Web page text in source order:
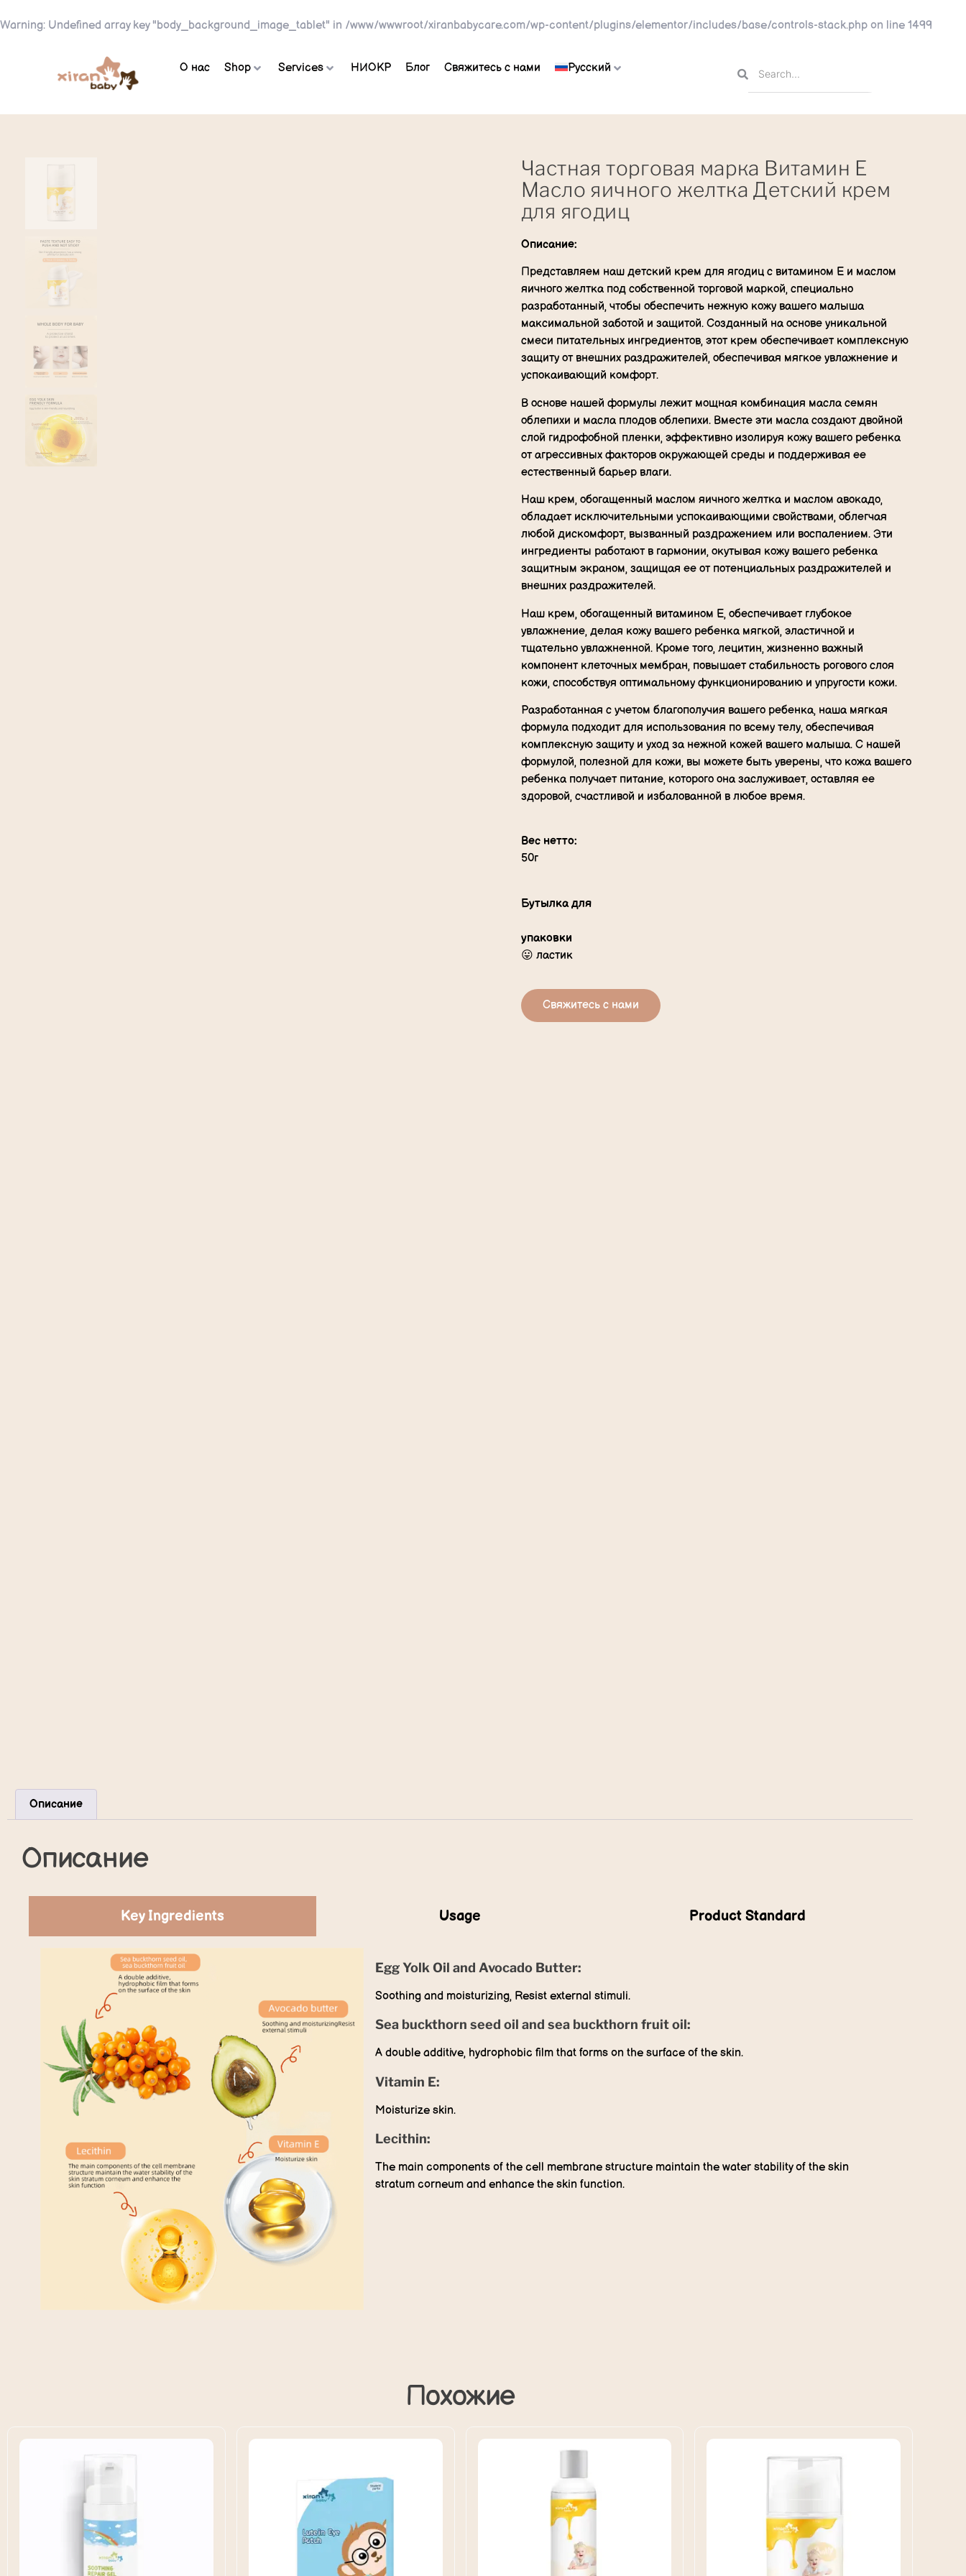
Warning: Undefined array key "body_background_image_tablet" in /www/wwwroot/xiranbabycare.com/wp-content/plugins/elementor/includes/base/controls-stack.php on line 1499
О нас Shop Services НИОКР Блог Свяжитесь с нами Русский
Частная торговая марка Витамин Е
Масло яичного желтка Детский крем
для ягодиц
Описание:
Представляем наш детский крем для ягодиц с витамином Е и маслом
яичного желтка под собственной торговой маркой, специально
разработанный, чтобы обеспечить нежную кожу вашего малыша
максимальной заботой и защитой. Созданный на основе уникальной
смеси питательных ингредиентов, этот крем обеспечивает комплексную
защиту от внешних раздражителей, обеспечивая мягкое увлажнение и
успокаивающий комфорт.
В основе нашей формулы лежит мощная комбинация масла семян
облепихи и масла плодов облепихи. Вместе эти масла создают двойной
слой гидрофобной пленки, эффективно изолируя кожу вашего ребенка
от агрессивных факторов окружающей среды и поддерживая ее
естественный барьер влаги.
Наш крем, обогащенный маслом яичного желтка и маслом авокадо,
обладает исключительными успокаивающими свойствами, облегчая
любой дискомфорт, вызванный раздражением или воспалением. Эти
ингредиенты работают в гармонии, окутывая кожу вашего ребенка
защитным экраном, защищая ее от потенциальных раздражителей и
внешних раздражителей.
Наш крем, обогащенный витамином Е, обеспечивает глубокое
увлажнение, делая кожу вашего ребенка мягкой, эластичной и
тщательно увлажненной. Кроме того, лецитин, жизненно важный
компонент клеточных мембран, повышает стабильность рогового слоя
кожи, способствуя оптимальному функционированию и упругости кожи.
Разработанная с учетом благополучия вашего ребенка, наша мягкая
формула подходит для использования по всему телу, обеспечивая
комплексную защиту и уход за нежной кожей вашего малыша. С нашей
формулой, полезной для кожи, вы можете быть уверены, что кожа вашего
ребенка получает питание, которого она заслуживает, оставляя ее
здоровой, счастливой и избалованной в любое время.
Вес нетто:
50г
Бутылка для
упаковки
😛 ластик
Свяжитесь с нами
Описание
Описание
Key Ingredients Usage Product Standard
Egg Yolk Oil and Avocado Butter:
Soothing and moisturizing, Resist external stimuli.
Sea buckthorn seed oil and sea buckthorn fruit oil:
A double additive, hydrophobic film that forms on the surface of the skin.
Vitamin E:
Moisturize skin.
Lecithin:
The main components of the cell membrane structure maintain the water stability of the skin
stratum corneum and enhance the skin function.
Похожие